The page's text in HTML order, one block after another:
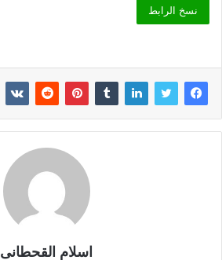
نسخ الرابط
اسلام القحطانى